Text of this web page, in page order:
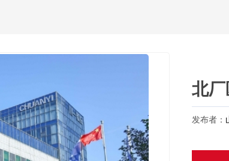
北
发布者：